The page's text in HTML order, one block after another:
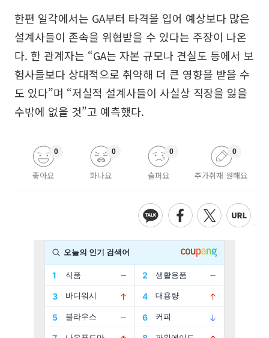
한편 일각에서는 GA부터 타격을 입어 예상보다 많은
설계사들이 존속을 위협받을 수 있다는 주장이 나온
다. 한 관계자는 “GA는 자본 규모나 견실도 등에서 보
험사들보다 상대적으로 취약해 더 큰 영향을 받을 수
도 있다”며 “저실적 설계사들이 사실상 직장을 잃을
수밖에 없을 것”고 예측했다.
좋아요
0
화나요
0
슬퍼요
0
추가취재 원해요
0